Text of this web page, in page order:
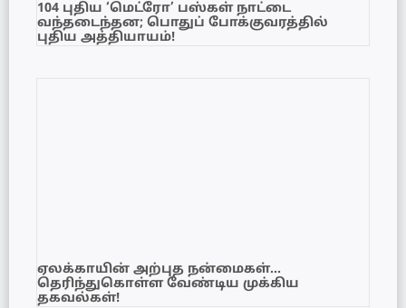
104 புதிய ‘மெட்ரோ’ பஸ்கள் நாட்டை
வந்தடைந்தன; பொதுப் போக்குவரத்தில்
புதிய அத்தியாயம்!
ஏலக்காயின் அற்புத நன்மைகள்…
தெரிந்துகொள்ள வேண்டிய முக்கிய
தகவல்கள்!